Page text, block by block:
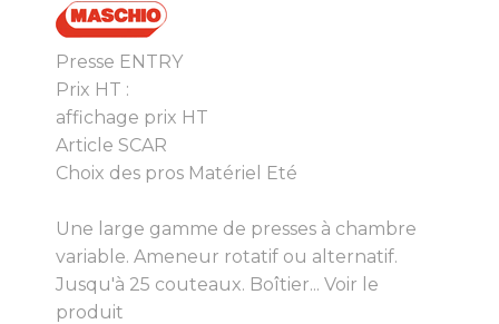
Presse ENTRY
Prix HT :
affichage prix HT
Article SCAR
Choix des pros Matériel Eté
Une large gamme de presses à chambre
variable. Ameneur rotatif ou alternatif.
Jusqu'à 25 couteaux. Boîtier... Voir le
produit